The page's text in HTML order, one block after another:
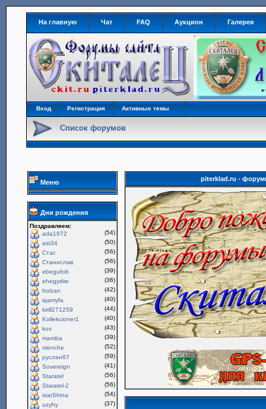
На главную Чат FAQ Аукцион Галерея
Вход Регистрация Активные темы
Список форумов
Меню
Дни рождения
Поздравляем:
ada1972
(54)
ast34
(50)
Стас
(56)
Станислав
(56)
ebegufob
(39)
ehegydiw
(36)
holzan
(42)
iqamyfa
(40)
kirill271259
(44)
Kollekcioner1
(40)
kos
(43)
mamba
(39)
olenche
(52)
руслан67
(59)
Sovereign
(41)
Staratel
(56)
Staratel-2
(56)
starShina
(54)
uzyhy
(37)
piterklad.ru -